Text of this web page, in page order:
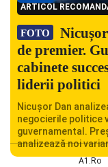
ARTICOL
FOTO
de premier.
cabinete
liderii politici
Nicușor Dan
negocierile politice
guvernamental.
analizează noi
liderii politici. A1.ro